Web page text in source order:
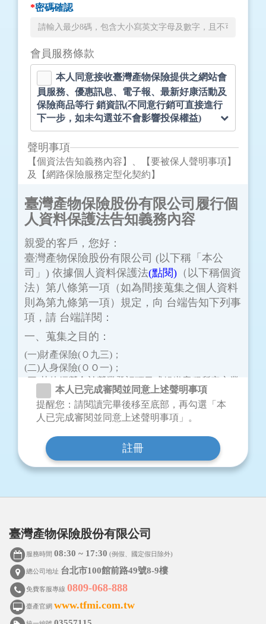
*密碼確認
會員服務條款
本人同意接收臺灣產物保險提供之網站會
員服務、優惠訊息、電子報、最新好康活動及
保險商品等行 銷資訊(不同意行銷可直接進行
下一步，如未勾選並不會影響投保權益)
聲明事項
【個資法告知義務內容】、【要被保人聲明事項】
及【網路保險服務定型化契約】
臺灣產物保險股份有限公司履行個
人資料保護法告知義務內容
親愛的客戶，您好：
臺灣產物保險股份有限公司 (以下稱「本公
司」) 依據個人資料保護法(點閱) （以下稱個資
法）第八條第一項（如為間接蒐集之個人資料
則為第九條第一項）規定，向 台端告知下列事
項，請 台端詳閱：
一、蒐集之目的：
(一)財產保險(Ｏ九三)；
(二)人身保險(ＯＯ一)；
(三)其他經營合於營業登記項目或組織章程所定之業
務(一八一)。
二、蒐集之個人資料類別：
類、家庭情形、社會情況、財務細節及健康及其他
類等。例如：姓名、身分證統一編號、出生年月
日、住址、聯絡方式、婚姻、家庭、教育、職業、
或間接方式識別該個人之資料等予以填載，詳如相
三、個人資料之來源（個人資料非由當事人提
供間接蒐集之情形適用）：
(一)要保人/被保險人；
(二)司法警憲機關、委託協助處理理賠之公證人或機
(三)當事人之法定代理人、輔助人；
(四)各醫療院所；
(五)與第三人共同行銷、交互運用客戶資料、合作推
本人已完成審閱並同意上述聲明事項
提醒您：請閱讀完畢後移至底部，再勾選「本
人已完成審閱並同意上述聲明事項」。
臺灣產物保險股份有限公司
服務時間08:30 ~ 17:30 (例假、國定假日除外)
總公司地址 台北市100館前路49號8-9樓
免費客服專線0809-068-888
臺產官網www.tfmi.com.tw